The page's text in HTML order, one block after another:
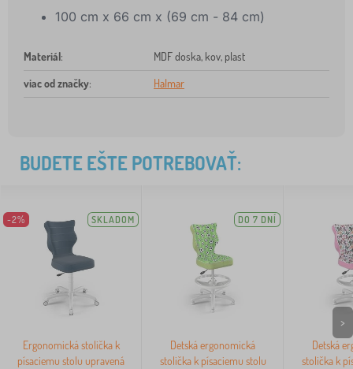
100 cm x 66 cm x (69 cm - 84 cm)
Materiál:
MDF doska, kov, plast
viac od značky: Halmar
BUDETE EŠTE POTREBOVAŤ:
-2% SKLADOM
Ergonomická stolička k
písaciemu stolu upravená
DO 7 DNÍ
Detská ergonomická
stolička k písaciemu stolu
Detská
stolička k
>